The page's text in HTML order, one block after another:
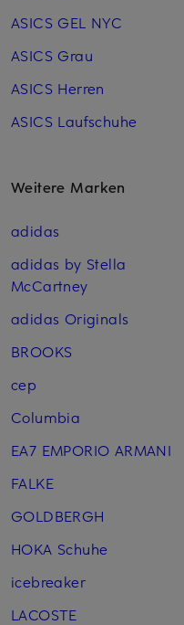
ASICS GEL NYC
ASICS Grau
ASICS Herren
ASICS Laufschuhe
Weitere Marken
adidas
adidas by Stella
McCartney
adidas Originals
BROOKS
cep
Columbia
EA7 EMPORIO ARMANI
FALKE
GOLDBERGH
HOKA Schuhe
icebreaker
LACOSTE